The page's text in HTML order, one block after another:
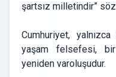
şartsız milletindir”
Cumhuriyet,
yaşam felsefesi,
yeniden varoluşudur.